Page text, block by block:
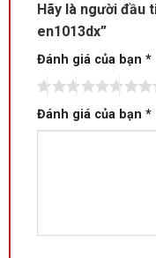
Hãy là người đầu
en1013dx”
Đánh giá của bạn *
Đánh giá của bạn *